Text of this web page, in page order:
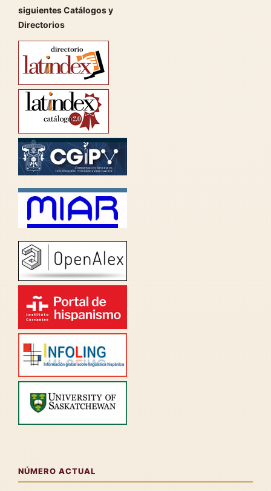
siguientes Catálogos y
Directorios
NÚMERO ACTUAL